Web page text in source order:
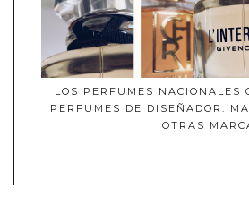
LOS PERFUMES NACIONALES
PERFUMES DE DISEÑADOR:
OTRAS